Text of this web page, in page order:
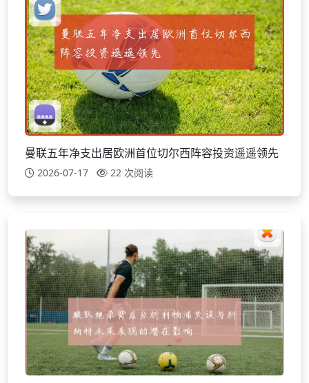
曼联五年净支出居欧洲首位切尔西阵容投资遥遥领先
2026-07-17 22 次阅读